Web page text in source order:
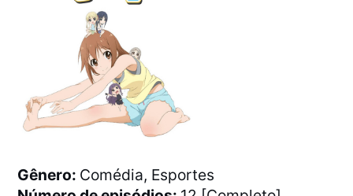
Gênero: Comédia, Esportes